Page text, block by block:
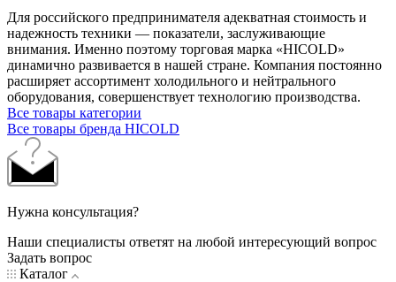
Для российского предпринимателя адекватная стоимость и
надежность техники — показатели, заслуживающие
внимания. Именно поэтому торговая марка «HICOLD»
динамично развивается в нашей стране. Компания постоянно
расширяет ассортимент холодильного и нейтрального
оборудования, совершенствует технологию производства.
Все товары категории
Все товары бренда HICOLD
Нужна консультация?
Наши специалисты ответят на любой интересующий вопрос
Задать вопрос
Каталог